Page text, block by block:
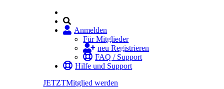
Anmelden
Für Mitglieder
neu Registrieren
FAQ / Support
Hilfe und Support
JETZTMitglied werden